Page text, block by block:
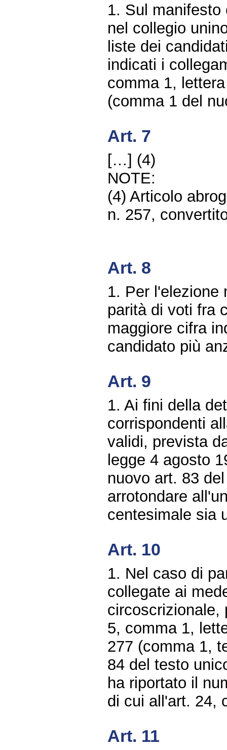
1. Sul
nel collegio
liste dei
indicati i
comma 1,
(comma 1 del
Art. 7
[…] (4)
NOTE:
(4) Articolo
n. 257,
Art. 8
1. Per l'elezione
parità di voti fra
maggiore cifra
candidato più
Art. 9
1. Ai fini della
corrispondenti
validi, prevista
legge 4 agosto
nuovo art. 83
arrotondare
centesimale sia
Art. 10
1. Nel caso di
collegate ai
circoscrizionale,
5, comma 1,
277 (comma 1,
84 del testo
ha riportato il
di cui all'art. 24,
Art. 11